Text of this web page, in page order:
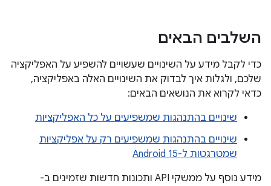
השלבים הבאים
כדי לקבל מידע על השינויים שעשויים להשפיע על האפליקציה
שלכם, ולגלות איך לבדוק את השינויים האלה באפליקציה,
כדאי לקרוא את הנושאים הבאים:
שינויים בהתנהגות שמשפיעים על כל האפליקציות
שינויים בהתנהגות שמשפיעים רק על אפליקציות
שמטרגטות ל-Android 15
מידע נוסף על ממשקי API ותכונות חדשות שזמינים ב-